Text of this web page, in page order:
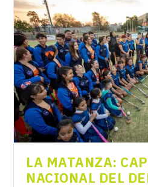
LA MATANZA:
NACIONAL DEL